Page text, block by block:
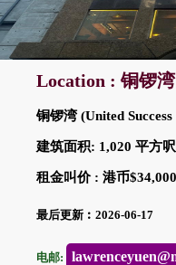
Location : 铜锣湾
铜锣湾 (United
建筑面积: 1,020 平方
租金叫价 : 港币
最后更新︰2026-06-17
电邮: